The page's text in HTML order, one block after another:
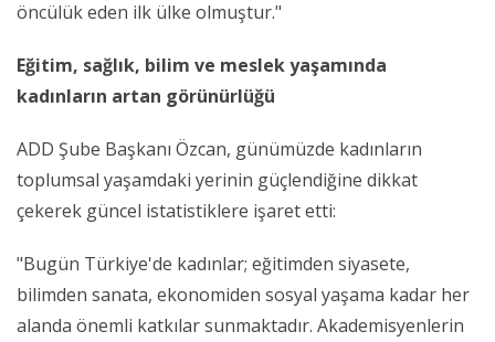
öncülük eden ilk ülke olmuştur."
Eğitim, sağlık, bilim ve meslek yaşamında
kadınların artan görünürlüğü
ADD Şube Başkanı Özcan, günümüzde kadınların
toplumsal yaşamdaki yerinin güçlendiğine dikkat
çekerek güncel istatistiklere işaret etti:
"Bugün Türkiye'de kadınlar; eğitimden siyasete,
bilimden sanata, ekonomiden sosyal yaşama kadar her
alanda önemli katkılar sunmaktadır. Akademisyenlerin